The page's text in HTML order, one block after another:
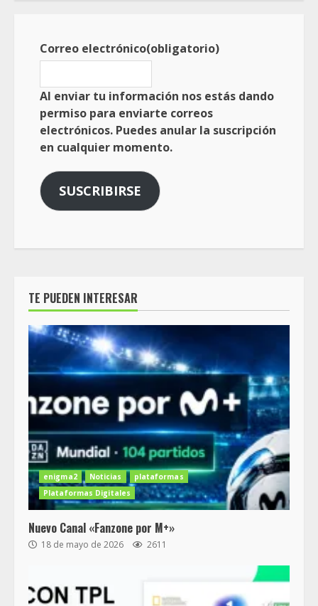
Correo electrónico(obligatorio)
Al enviar tu información nos estás dando
permiso para enviarte correos
electrónicos. Puedes anular la suscripción
en cualquier momento.
SUSCRIBIRSE
TE PUEDEN INTERESAR
enigma2 Noticias
plataformas
Plataformas Digitales
Nuevo Canal «Fanzone por M+»
18 de mayo de 2026 2611